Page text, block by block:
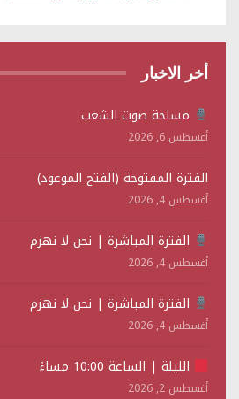
أخر الاخبار
مساحة صوت الشعب
أغسطس 6, 2026
الفترة المفتوحة (الفتح الموعود)
أغسطس 4, 2026
الفترة المباشرة | نحن لا نهزم
أغسطس 4, 2026
الفترة المباشرة | نحن لا نهزم
أغسطس 4, 2026
الليلة | الساعة 10:00 مساءً
أغسطس 2, 2026